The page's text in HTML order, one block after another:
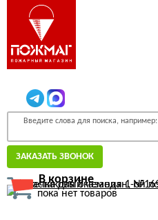
Введите слова для поиска, например:
ЗАКАЗАТЬ ЗВОНОК
В корзине
пока нет товаров